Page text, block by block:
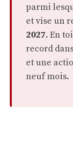
parmi
et vise un
2027. En
record
et une
neuf mois.